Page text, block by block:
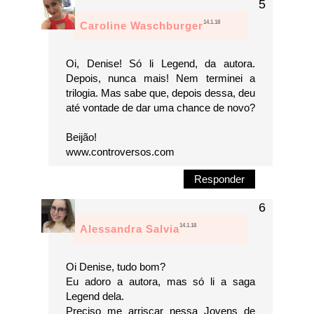
Caroline Waschburger14.1.18
Oi, Denise! Só li Legend, da autora.
Depois, nunca mais! Nem terminei a
trilogia. Mas sabe que, depois dessa, deu
até vontade de dar uma chance de novo?
Beijão!
www.controversos.com
Responder
Alessandra Salvia14.1.18
Oi Denise, tudo bom?
Eu adoro a autora, mas só li a saga
Legend dela.
Preciso me arriscar nessa Jovens de